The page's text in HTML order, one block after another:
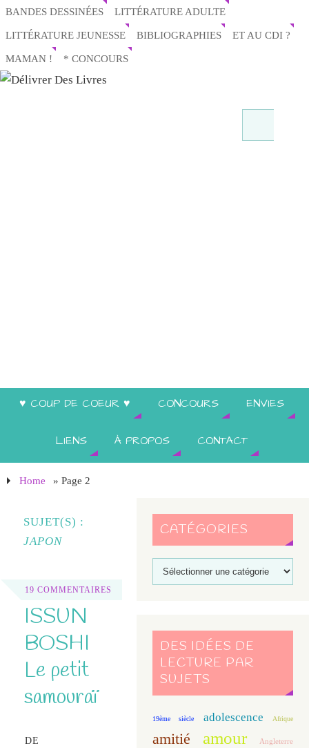
BANDES DESSINÉES
LITTÉRATURE ADULTE
LITTÉRATURE JEUNESSE
BIBLIOGRAPHIES
ET AU CDI ?
MAMAN !
* CONCOURS
♥ COUP DE COEUR ♥ CONCOURS ENVIES
LIENS À PROPOS CONTACT
Home » Page 2
SUJET(S) :
JAPON
19 COMMENTAIRES
ISSUN
BOSHI
Le petit
samouraï
DE
CATÉGORIES
DES IDÉES DE
LECTURE PAR
SUJETS
19ème siècle adolescence Afrique
amitié amour Angleterre